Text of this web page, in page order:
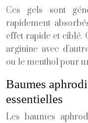
Ces gels sont
rapidement
effet rapide et ciblé.
arginine avec
ou le menthol pour
Baumes
essentielles
Les baumes